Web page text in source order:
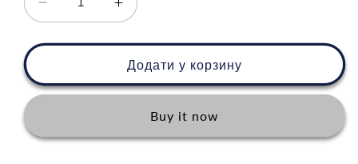
Зменшити
кількість
для
Air
Jordan
KAWS
Збільшити
кількість
для
Nike
Air
Jordan
KAWS
Додати у корзину
Buy it now